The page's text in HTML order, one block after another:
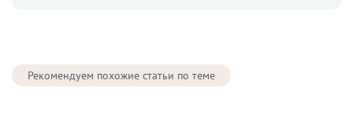
Рекомендуем похожие статьи по теме